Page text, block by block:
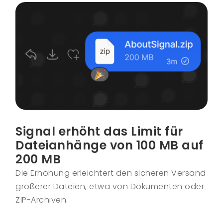
Signal erhöht das Limit für
Dateianhänge von 100 MB auf
200 MB
Die Erhöhung erleichtert den sicheren Versand
größerer Dateien, etwa von Dokumenten oder
ZIP-Archiven.